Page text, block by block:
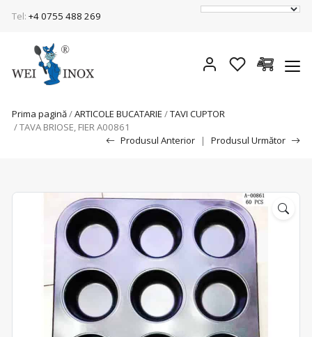
Tel: +4 0755 488 269
Prima pagină/ARTICOLE BUCATARIE /TAVI CUPTOR
/ TAVA BRIOSE, FIER A00861
Produsul Anterior
| Produsul Următor